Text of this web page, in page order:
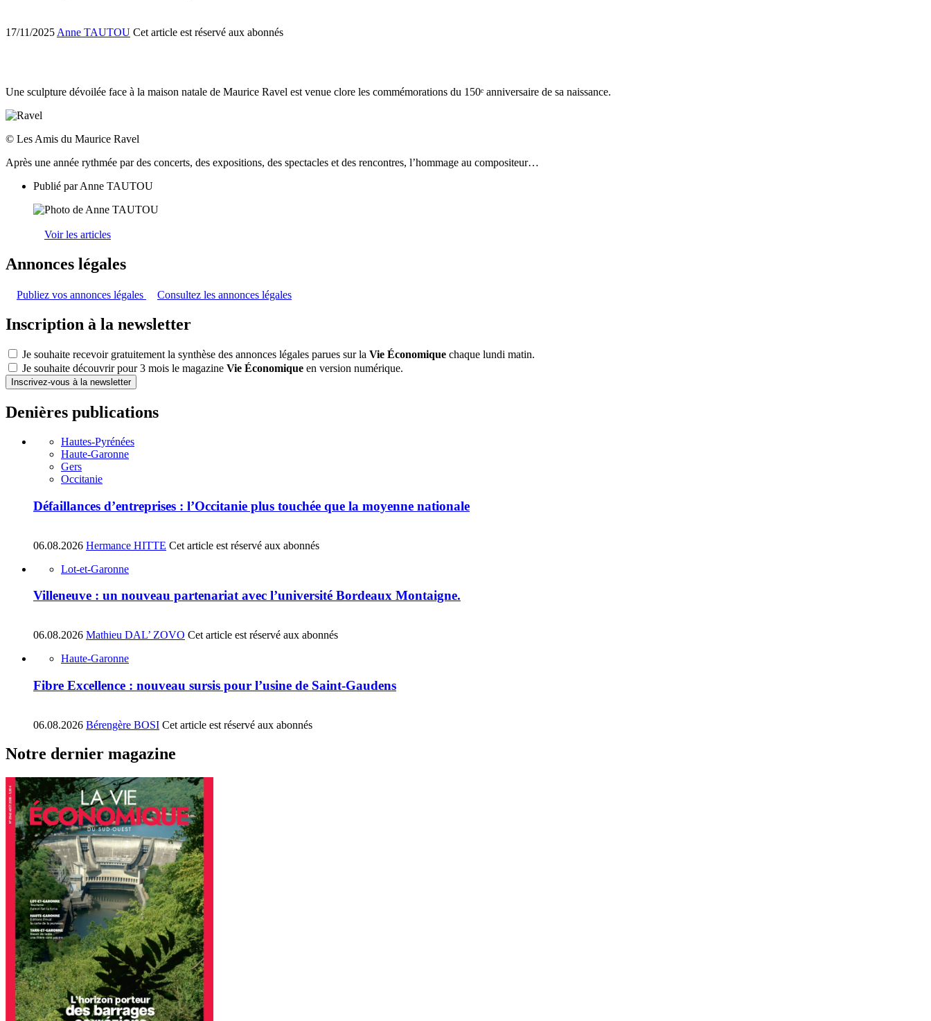
17/11/2025 Anne TAUTOU Cet article est réservé aux abonnés
Une sculpture dévoilée face à la maison natale de Maurice Ravel est venue clore les commémorations du 150ᵉ anniversaire de sa naissance.
© Les Amis du Maurice Ravel
Après une année rythmée par des concerts, des expositions, des spectacles et des rencontres, l’hommage au compositeur…
Publié parAnne TAUTOU
Voir les articles
Annonces légales
Publiez vos annonces légales Consultez les annonces légales
Inscription à la newsletter
Je souhaite recevoir gratuitement la synthèse des annonces légales parues sur la Vie Économique chaque lundi matin.
Je souhaite découvrir pour 3 mois le magazine Vie Économique en version numérique.
Inscrivez-vous à la newsletter
Denières publications
Hautes-Pyrénées
Haute-Garonne
Gers
Occitanie
Défaillances d’entreprises : l’Occitanie plus touchée que la moyenne nationale
06.08.2026 Hermance HITTE Cet article est réservé aux abonnés
Lot-et-Garonne
Villeneuve : un nouveau partenariat avec l’université Bordeaux Montaigne.
06.08.2026 Mathieu DAL’ ZOVO Cet article est réservé aux abonnés
Haute-Garonne
Fibre Excellence : nouveau sursis pour l’usine de Saint-Gaudens
06.08.2026 Bérengère BOSI Cet article est réservé aux abonnés
Notre dernier magazine